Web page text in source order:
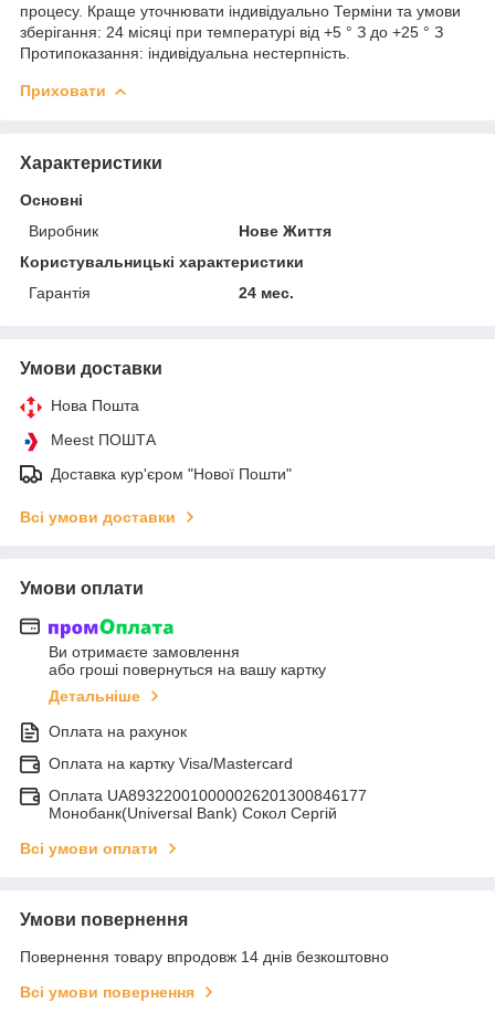
процесу. Краще уточнювати індивідуально Терміни та умови
зберігання: 24 місяці при температурі від +5 ° З до +25 ° З
Протипоказання: індивідуальна нестерпність.
Приховати
Характеристики
Основні
Виробник
Нове Життя
Користувальницькі характеристики
Гарантія
24 мес.
Умови доставки
Нова Пошта
Meest ПОШТА
Доставка кур'єром "Нової Пошти"
Всі умови доставки
Умови оплати
Ви отримаєте замовлення
або гроші повернуться на вашу картку
Детальніше
Оплата на рахунок
Оплата на картку Visa/Mastercard
Оплата UA893220010000026201300846177
Монобанк(Universal Bank) Сокол Сергій
Всі умови оплати
Умови повернення
Повернення товару впродовж 14 днів безкоштовно
Всі умови повернення